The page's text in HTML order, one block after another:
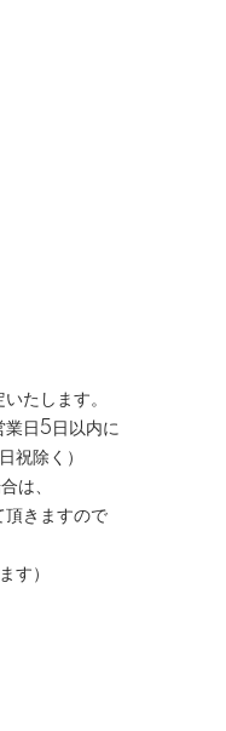
たします。
業日5日以内に
祝除く）
は、
頂きますので
す）